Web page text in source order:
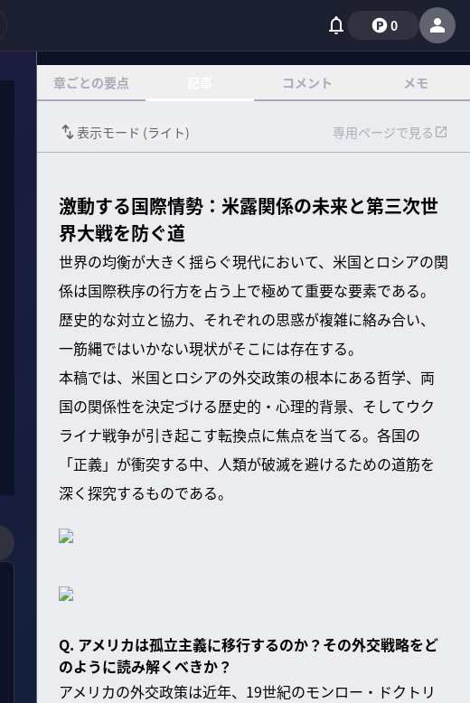
0
章ごとの要点 コメント メモ
表示モード (ライト) 専用ページで見る
激動する国際情勢：米露関係の未来と第三次世
界大戦を防ぐ道
世界の均衡が大きく揺らぐ現代において、米国とロシアの関
係は国際秩序の行方を占う上で極めて重要な要素である。
歴史的な対立と協力、それぞれの思惑が複雑に絡み合い、
一筋縄ではいかない現状がそこには存在する。
本稿では、米国とロシアの外交政策の根本にある哲学、両
国の関係性を決定づける歴史的・心理的背景、そしてウク
ライナ戦争が引き起こす転換点に焦点を当てる。各国の
「正義」が衝突する中、人類が破滅を避けるための道筋を
深く探究するものである。
Q. アメリカは孤立主義に移行するのか？その外交戦略をど
のように読み解くべきか？
アメリカの外交政策は近年、19世紀のモンロー・ドクトリ